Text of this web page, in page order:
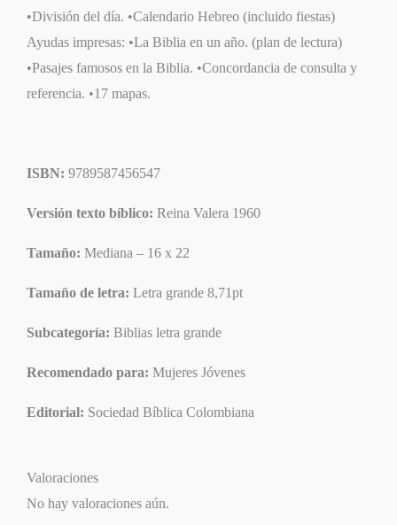
•División del día. •Calendario Hebreo (incluido fiestas)
Ayudas impresas: •La Biblia en un año. (plan de lectura)
•Pasajes famosos en la Biblia. •Concordancia de consulta y
referencia. •17 mapas.
ISBN: 9789587456547
Versión texto bíblico: Reina Valera 1960
Tamaño: Mediana – 16 x 22
Tamaño de letra: Letra grande 8,71pt
Subcategoría: Biblias letra grande
Recomendado para: Mujeres Jóvenes
Editorial: Sociedad Bíblica Colombiana
Valoraciones
No hay valoraciones aún.